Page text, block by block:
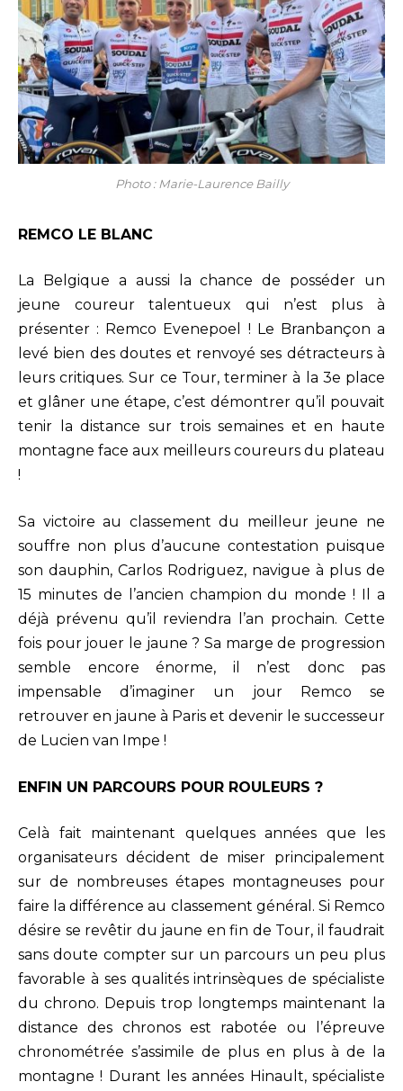
Photo : Marie-Laurence Bailly
REMCO LE BLANC
La Belgique a aussi la chance de posséder un
jeune coureur talentueux qui n’est plus à
présenter : Remco Evenepoel ! Le Branbançon a
levé bien des doutes et renvoyé ses détracteurs à
leurs critiques. Sur ce Tour, terminer à la 3e place
et glâner une étape, c’est démontrer qu’il pouvait
tenir la distance sur trois semaines et en haute
montagne face aux meilleurs coureurs du plateau
!
Sa victoire au classement du meilleur jeune ne
souffre non plus d’aucune contestation puisque
son dauphin, Carlos Rodriguez, navigue à plus de
15 minutes de l’ancien champion du monde ! Il a
déjà prévenu qu’il reviendra l’an prochain. Cette
fois pour jouer le jaune ? Sa marge de progression
semble encore énorme, il n’est donc pas
impensable d’imaginer un jour Remco se
retrouver en jaune à Paris et devenir le successeur
de Lucien van Impe !
ENFIN UN PARCOURS POUR ROULEURS ?
Celà fait maintenant quelques années que les
organisateurs décident de miser principalement
sur de nombreuses étapes montagneuses pour
faire la différence au classement général. Si Remco
désire se revêtir du jaune en fin de Tour, il faudrait
sans doute compter sur un parcours un peu plus
favorable à ses qualités intrinsèques de spécialiste
du chrono. Depuis trop longtemps maintenant la
distance des chronos est rabotée ou l’épreuve
chronométrée s’assimile de plus en plus à de la
montagne ! Durant les années Hinault, spécialiste